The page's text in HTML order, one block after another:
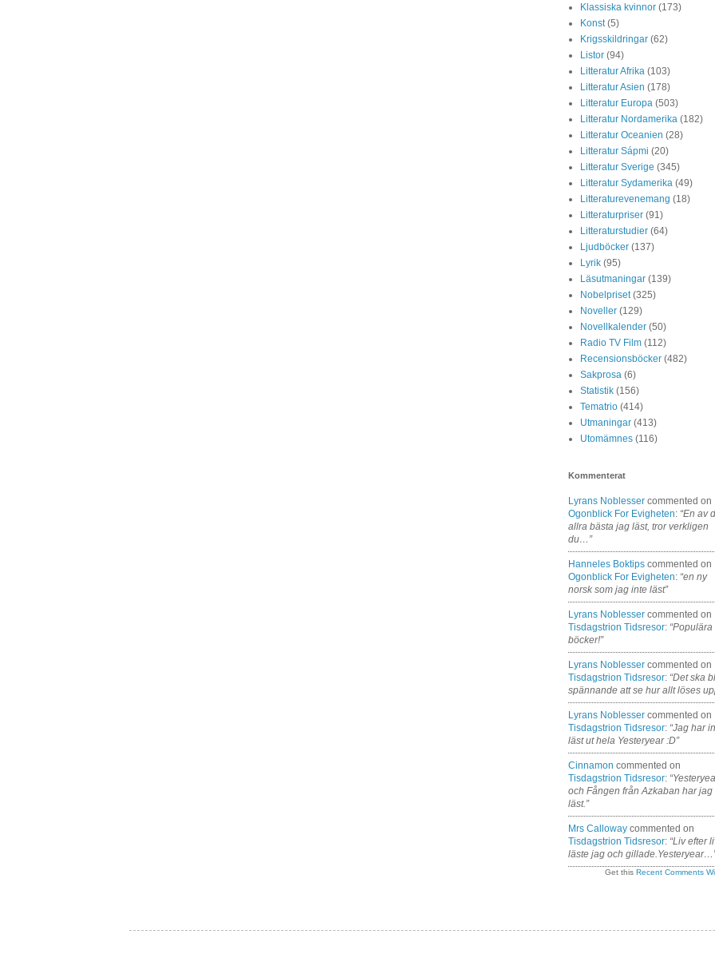
Klassiska kvinnor (173)
Konst (5)
Krigsskildringar (62)
Listor (94)
Litteratur Afrika (103)
Litteratur Asien (178)
Litteratur Europa (503)
Litteratur Nordamerika (182)
Litteratur Oceanien (28)
Litteratur Sápmi (20)
Litteratur Sverige (345)
Litteratur Sydamerika (49)
Litteraturevenemang (18)
Litteraturpriser (91)
Litteraturstudier (64)
Ljudböcker (137)
Lyrik (95)
Läsutmaningar (139)
Nobelpriset (325)
Noveller (129)
Novellkalender (50)
Radio TV Film (112)
Recensionsböcker (482)
Sakprosa (6)
Statistik (156)
Tematrio (414)
Utmaningar (413)
Utomämnes (116)
Kommenterat
Lyrans Noblesser commented on
Ogonblick For Evigheten: “En av
allra bästa jag läst, tror verkligen
du…”
Hanneles Boktips commented on
Ogonblick For Evigheten: “en ny
norsk som jag inte läst”
Lyrans Noblesser commented on
Tisdagstrion Tidsresor: “Populära
böcker!”
Lyrans Noblesser commented on
Tisdagstrion Tidsresor: “Det ska
spännande att se hur allt löses
Lyrans Noblesser commented on
Tisdagstrion Tidsresor: “Jag har
läst ut hela Yesteryear :D”
Cinnamon commented on
Tisdagstrion Tidsresor:
och Fången från Azkaban har jag
läst.”
Mrs Calloway commented on
Tisdagstrion Tidsresor: “Liv efter
läste jag och
Get this Recent Comments